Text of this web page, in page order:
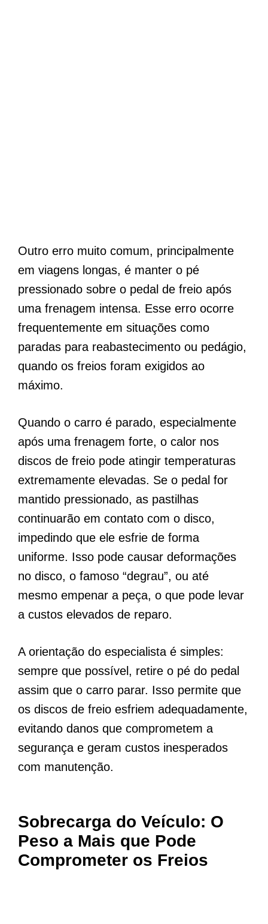
Outro erro muito comum, principalmente
em viagens longas, é manter o pé
pressionado sobre o pedal de freio após
uma frenagem intensa. Esse erro ocorre
frequentemente em situações como
paradas para reabastecimento ou pedágio,
quando os freios foram exigidos ao
máximo.
Quando o carro é parado, especialmente
após uma frenagem forte, o calor nos
discos de freio pode atingir temperaturas
extremamente elevadas. Se o pedal for
mantido pressionado, as pastilhas
continuarão em contato com o disco,
impedindo que ele esfrie de forma
uniforme. Isso pode causar deformações
no disco, o famoso “degrau”, ou até
mesmo empenar a peça, o que pode levar
a custos elevados de reparo.
A orientação do especialista é simples:
sempre que possível, retire o pé do pedal
assim que o carro parar. Isso permite que
os discos de freio esfriem adequadamente,
evitando danos que comprometem a
segurança e geram custos inesperados
com manutenção.
Sobrecarga do Veículo: O
Peso a Mais que Pode
Comprometer os Freios